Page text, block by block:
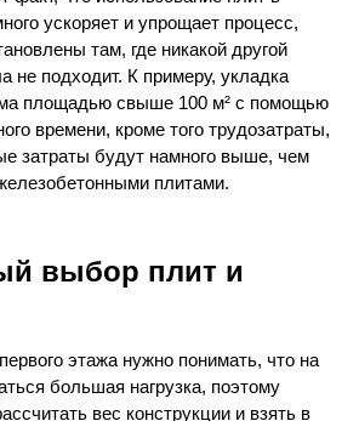
ускоряет и упрощает процесс,
там, где никакой другой
не подходит. К примеру, укладка
площадью свыше 100 м² с помощью
времени, кроме того трудозатраты,
затраты будут намного выше, чем
плитами.
выбор плит и
этажа нужно понимать, что на
большая нагрузка, поэтому
вес конструкции и взять в